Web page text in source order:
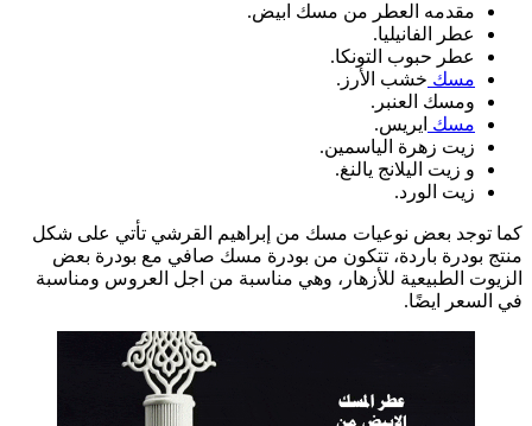
مقدمه العطر من مسك ابيض.
عطر الفانيليا.
عطر حبوب التونكا.
مسك خشب الأرز.
ومسك العنبر.
مسك ايريس.
زيت زهرة الياسمين.
و زيت اليلانج يالنغ.
زيت الورد.
كما توجد بعض نوعيات مسك من إبراهيم القرشي تأتي على شكل
منتج بودرة باردة، تتكون من بودرة مسك صافي مع بودرة بعض
الزيوت الطبيعية للأزهار، وهي مناسبة من اجل العروس ومناسبة
في السعر ايضًا.